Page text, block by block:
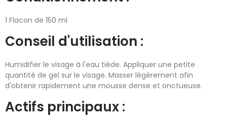
1 Flacon de 150 ml
Conseil d'utilisation :
Humidifier le visage à l'eau tiède. Appliquer une petite
quantité de gel sur le visage. Masser légèrement afin
d'obtenir rapidement une mousse dense et onctueuse.
Actifs principaux :